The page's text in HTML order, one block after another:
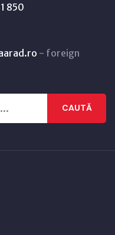
850
- foreign
CAUTĂ